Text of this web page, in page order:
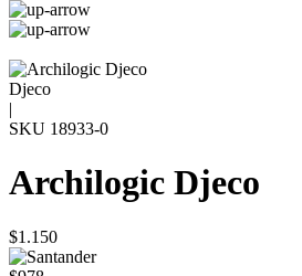
Djeco
|
SKU 18933-0
Archilogic Djeco
$1.150